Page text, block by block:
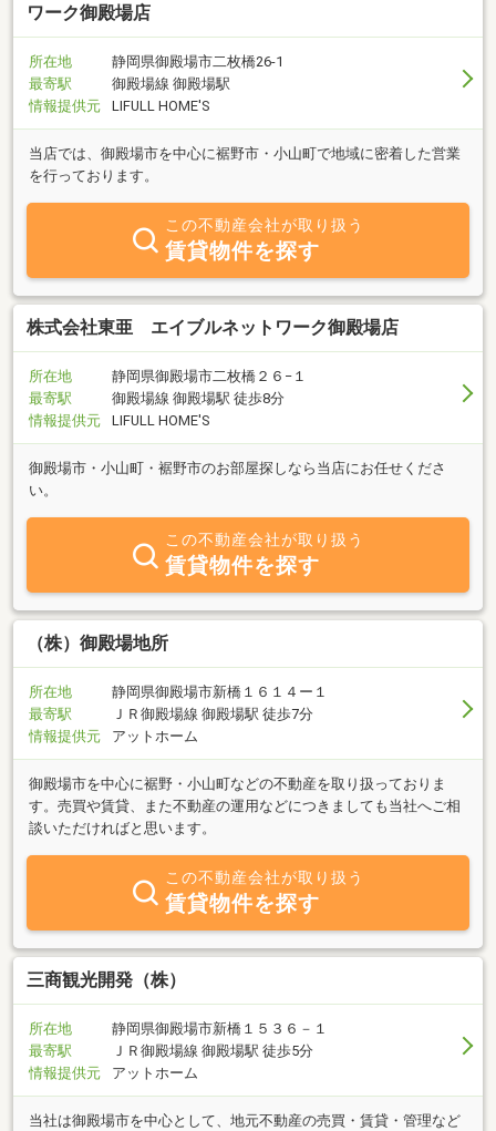
ワーク御殿場店
所在地
静岡県御殿場市二枚橋26-1
最寄駅
御殿場線 御殿場駅
情報提供元
LIFULL HOME'S
当店では、御殿場市を中心に裾野市・小山町で地域に密着した営業
を行っております。
この不動産会社が取り扱う
賃貸物件を探す
株式会社東亜 エイブルネットワーク御殿場店
所在地
静岡県御殿場市二枚橋２６−１
最寄駅
御殿場線 御殿場駅 徒歩8分
情報提供元
LIFULL HOME'S
御殿場市・小山町・裾野市のお部屋探しなら当店にお任せくださ
い。
この不動産会社が取り扱う
賃貸物件を探す
（株）御殿場地所
所在地
静岡県御殿場市新橋１６１４ー１
最寄駅
ＪＲ御殿場線 御殿場駅 徒歩7分
情報提供元
アットホーム
御殿場市を中心に裾野・小山町などの不動産を取り扱っておりま
す。売買や賃貸、また不動産の運用などにつきましても当社へご相
談いただければと思います。
この不動産会社が取り扱う
賃貸物件を探す
三商観光開発（株）
所在地
静岡県御殿場市新橋１５３６－１
最寄駅
ＪＲ御殿場線 御殿場駅 徒歩5分
情報提供元
アットホーム
当社は御殿場市を中心として、地元不動産の売買・賃貸・管理など